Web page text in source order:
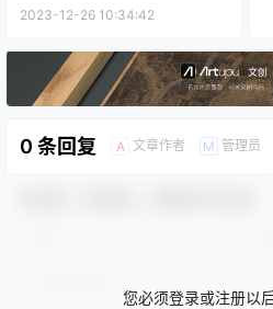
2023-12-26 10:34:42
0 条回复 A 文章作者 M 管理员
您必须登录或注册以